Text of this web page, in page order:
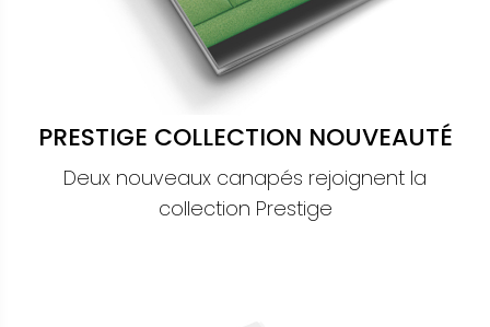
PRESTIGE COLLECTION NOUVEAUTÉ
Deux nouveaux canapés rejoignent la
collection Prestige